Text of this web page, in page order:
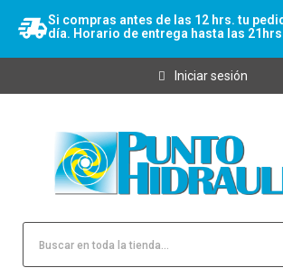
Si compras antes de las 12 hrs. tu
día. Horario de entrega hasta las
Iniciar sesión